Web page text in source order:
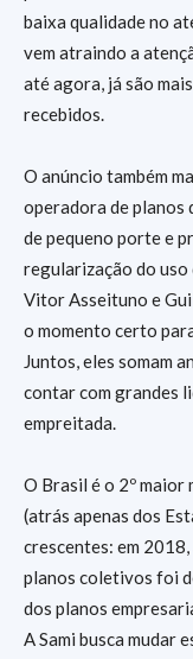
baixa qualidade no
vem atraindo a
até agora, já são
recebidos.
O anúncio também
operadora de planos
de pequeno porte e
regularização do uso
Vitor Asseituno e
o momento certo
Juntos, eles somam
contar com grandes
empreitada.
O Brasil é o 2º maior
(atrás apenas dos
crescentes: em
planos coletivos foi
dos planos
A Sami busca mudar